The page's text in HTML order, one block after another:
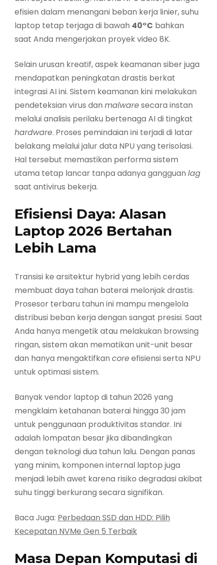
efisien dalam menangani beban kerja linier, suhu
laptop tetap terjaga di bawah 40°C bahkan
saat Anda mengerjakan proyek video 8K.
Selain urusan kreatif, aspek keamanan siber juga
mendapatkan peningkatan drastis berkat
integrasi AI ini. Sistem keamanan kini melakukan
pendeteksian virus dan malwaresecara instan
melalui analisis perilaku bertenaga AI di tingkat
hardware. Proses pemindaian ini terjadi di latar
belakang melalui jalur data NPU yang terisolasi.
Hal tersebut memastikan performa sistem
utama tetap lancar tanpa adanya gangguan lag
saat antivirus bekerja.
Efisiensi Daya: Alasan
Laptop 2026 Bertahan
Lebih Lama
Transisi ke arsitektur hybrid yang lebih cerdas
membuat daya tahan baterai melonjak drastis.
Prosesor terbaru tahun ini mampu mengelola
distribusi beban kerja dengan sangat presisi. Saat
Anda hanya mengetik atau melakukan browsing
ringan, sistem akan mematikan unit-unit besar
dan hanya mengaktifkan coreefisiensi serta NPU
untuk optimasi sistem.
Banyak vendor laptop di tahun 2026 yang
mengklaim ketahanan baterai hingga 30 jam
untuk penggunaan produktivitas standar. Ini
adalah lompatan besar jika dibandingkan
dengan teknologi dua tahun lalu. Dengan panas
yang minim, komponen internal laptop juga
menjadi lebih awet karena risiko degradasi akibat
suhu tinggi berkurang secara signifikan.
Baca Juga: Perbedaan SSD dan HDD: Pilih
Kecepatan NVMe Gen 5 Terbaik
Masa Depan Komputasi di